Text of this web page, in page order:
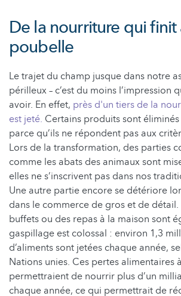
De la nourriture qui finit
poubelle
Le trajet du champ jusque dans notre
périlleux – c’est du moins l’impression
avoir. En effet, près d'un tiers de la
est jeté. Certains produits sont
parce qu’ils ne répondent pas aux
Lors de la transformation, des parties
comme les abats des animaux sont
elles ne s’inscrivent pas dans nos
Une autre partie encore se détériore
dans le commerce de gros et de détail.
buffets ou des repas à la maison sont
gaspillage est colossal : environ 1,3
d’aliments sont jetées chaque année,
Nations unies. Ces pertes alimentaires
permettraient de nourrir plus d’un
chaque année, ce qui permettrait de